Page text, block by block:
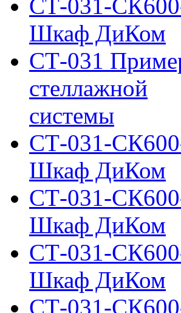
СТ-031-
Шкаф ДиКом
СТ-031
стеллажной
системы
СТ-031-
Шкаф ДиКом
СТ-031-
Шкаф ДиКом
СТ-031-
Шкаф ДиКом
СТ-031-